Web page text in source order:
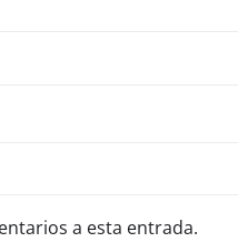
a esta entrada.